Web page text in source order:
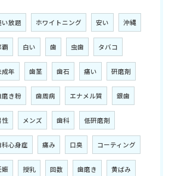
い放題 ホワイトニング 安い 沖縄
覇 白い 歯 虫歯 タバコ
成年 歯茎 歯石 痛い 研磨剤
磨き粉 歯周病 エナメル質 銀歯
性 メンズ 歯科 低研磨剤
科心身症 痛み 口臭 コーティング
娠 授乳 回数 歯磨き 黄ばみ